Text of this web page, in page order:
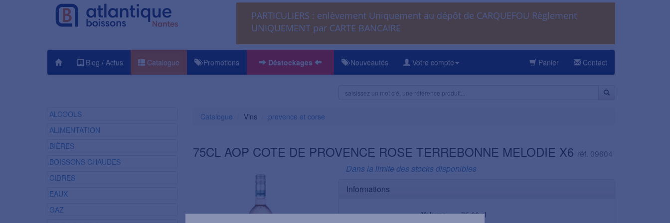
PARTICULIERS : enlèvement Uniquement au dépôt de CARQUEFOU Règlement
UNIQUEMENT par CARTE BANCAIRE
Blog / Actus Catalogue Promotions Déstockages Nouveautés Votre compte Panier Contact
ALCOOLS
ALIMENTATION
BIÈRES
BOISSONS CHAUDES
CIDRES
EAUX
GAZ
Catalogue Vins provence et corse
75CL AOP COTE DE PROVENCE ROSE TERREBONNE MELODIE X6 réf. 09604
Dans la limite des stocks disponibles
Informations
Volume
75,00 cl